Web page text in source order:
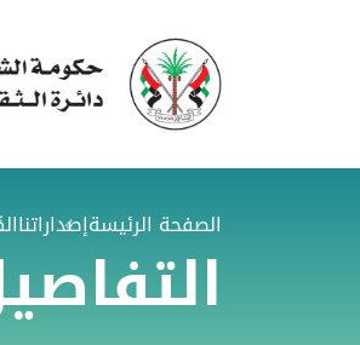
الصفحة الرئيسةإصداراتنا